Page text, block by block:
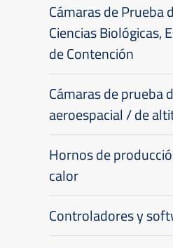
Cámaras de Prueba
Ciencias Biológicas,
de Contención
Cámaras de prueba
aeroespacial / de
Hornos de
calor
Controladores y